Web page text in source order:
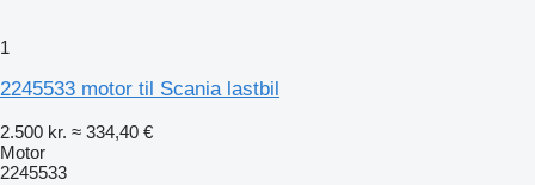
1
2245533 motor til Scania lastbil
2.500 kr. ≈ 334,40 €
Motor
2245533